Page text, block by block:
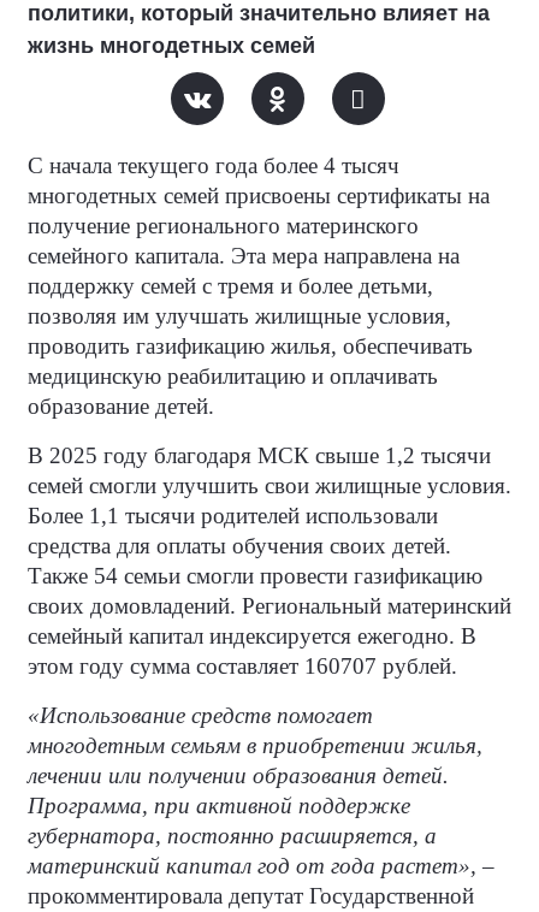
политики, который значительно влияет на
жизнь многодетных семей
С начала текущего года более 4 тысяч
многодетных семей присвоены сертификаты на
получение регионального материнского
семейного капитала. Эта мера направлена на
поддержку семей с тремя и более детьми,
позволяя им улучшать жилищные условия,
проводить газификацию жилья, обеспечивать
медицинскую реабилитацию и оплачивать
образование детей.
В 2025 году благодаря МСК свыше 1,2 тысячи
семей смогли улучшить свои жилищные условия.
Более 1,1 тысячи родителей использовали
средства для оплаты обучения своих детей.
Также 54 семьи смогли провести газификацию
своих домовладений. Региональный материнский
семейный капитал индексируется ежегодно. В
этом году сумма составляет 160707 рублей.
«Использование средств помогает
многодетным семьям в приобретении жилья,
лечении или получении образования детей.
Программа, при активной поддержке
губернатора, постоянно расширяется, а
материнский капитал год от года растет», –
прокомментировала депутат Государственной